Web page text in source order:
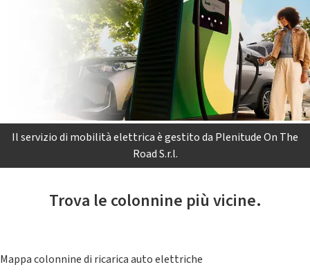
Il servizio di mobilità elettrica è gestito da Plenitude On The
Road S.r.l.
Trova le colonnine più vicine.
Mappa colonnine di ricarica auto elettriche